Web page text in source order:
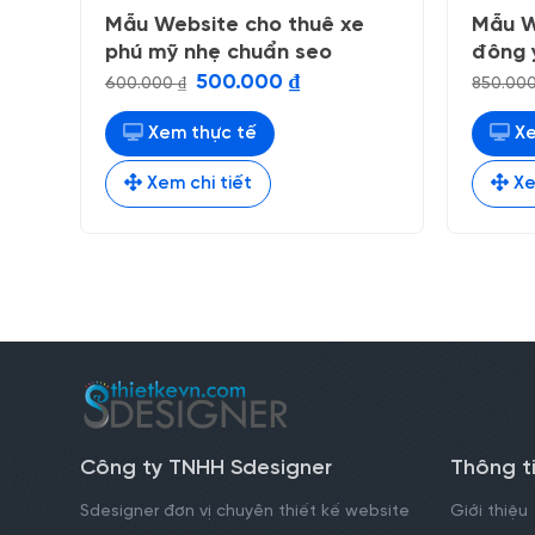
Mẫu Website cho thuê xe
phú mỹ nhẹ chuẩn seo
600.000₫ Giá
là:
600.000 ₫.
500.000 ₫Giá
hiện
Xem thực tế
Xem chi tiết
Mẫu
đông
Công ty TNHH Sdesigner
Sdesigner đơn vị chuyên thiết kế website
Thông
Giới thiệu